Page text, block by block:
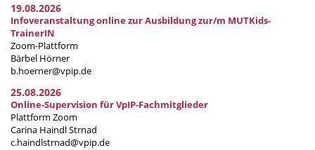
19.08.2026
Infoveranstaltung online zur Ausbildung zur/m MUTKids-
TrainerIN
Zoom-Plattform
Bärbel Hörner
b.hoerner@vpip.de
25.08.2026
Online-Supervision für VpIP-Fachmitglieder
Plattform Zoom
Carina Haindl Strnad
c.haindlstrnad@vpip.de